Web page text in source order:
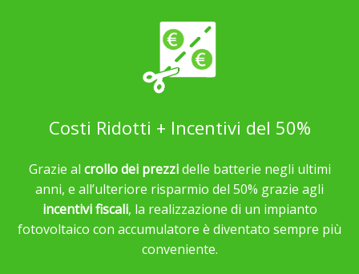
Costi Ridotti + Incentivi del 50%
Grazie al crollo dei prezzidelle batterie negli ultimi
anni, e all’ulteriore risparmio del 50% grazie agli
incentivi fiscali, la realizzazione di un impianto
fotovoltaico con accumulatore è diventato sempre più
conveniente.